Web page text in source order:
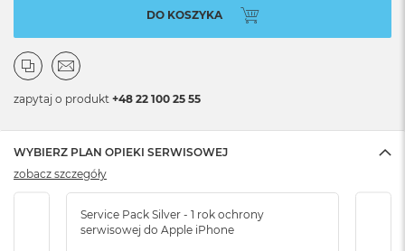
DO KOSZYKA
zapytaj o produkt +48 22 100 25 55
WYBIERZ PLAN OPIEKI SERWISOWEJ
Service Pack Silver - 1 rok ochrony
serwisowej do Apple iPhone
zobacz szczegóły